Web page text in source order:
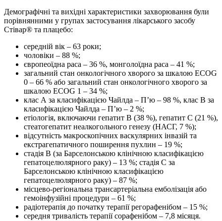
Демографічні та вихідні характеристики захворювання були
порівнянними у групах застосування лікарського засобу
Стівар® та плацебо:
середній вік – 63 роки;
чоловіки – 88 %;
європеоїдна раса – 36 %, монголоїдна раса – 41 %;
загальний стан онкологічного хворого за шкалою ECOG
0 – 66 % або загальний стан онкологічного хворого за
шкалою ECOG 1 – 34 %;
клас А за класифікацією Чайлда – П’ю – 98 %, клас В за
класифікацією Чайлда – П’ю – 2 %;
етіологія, включаючи гепатит В (38 %), гепатит C (21 %),
стеатогепатит неалкогольного генезу (НАСГ, 7 %);
відсутність макроскопічних васкулярних інвазій та
екстрагепатичного поширення пухлин – 19 %;
стадія B (за Барселонською клінічною класифікацією
гепатоцелюлярного раку) – 13 %; стадія C за
Барселонською клінічною класифікацією
гепатоцелюлярного раку) – 87 %;
місцево-регіональна трансартеріальна емболізація або
гемоінфузійні процедури – 61 %;
радіотерапія до початку терапії регорафенібом – 15 %;
середня тривалість терапії сорафенібом – 7,8 місяця.